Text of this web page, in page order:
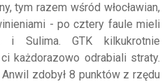
tym razem wśród włocławian,
- po cztery faule mieli
Sulima. GTK kilkukrotnie
każdorazowo odrabiali straty.
zdobył 8 punktów z rzędu